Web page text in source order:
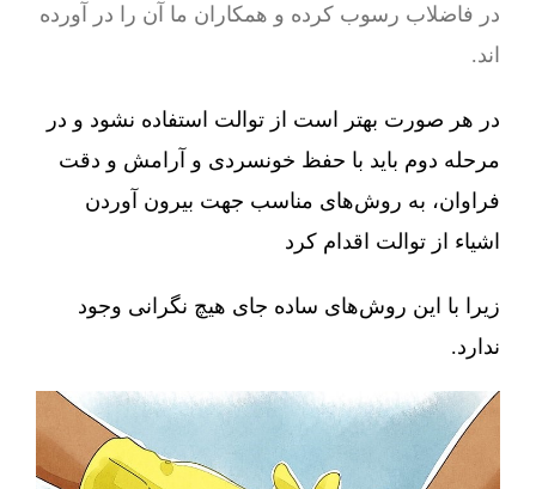
در فاضلاب رسوب کرده و همکاران ما آن را در آورده
اند.
در هر صورت بهتر است از توالت استفاده نشود و در
مرحله دوم باید با حفظ خونسردی و آرامش و دقت
فراوان، به روش‌های مناسب جهت بیرون آوردن
اشیاء از توالت اقدام کرد
زیرا با این روش‌های ساده جای هیچ نگرانی وجود
ندارد.